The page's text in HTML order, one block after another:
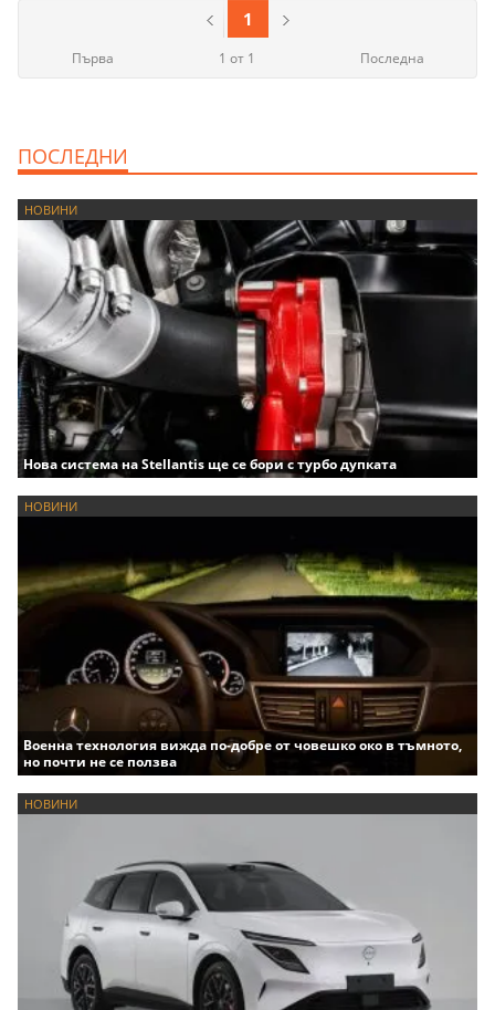
1 от 1 Последна
1
Първа
ПОСЛЕДНИ
НОВИНИ
Нова система на Stellantis ще се бори с турбо дупката
НОВИНИ
Военна технология вижда по-добре от човешко око в тъмното,
но почти не се ползва
НОВИНИ